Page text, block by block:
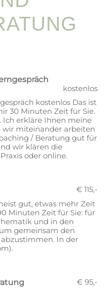
kostenlos
kostenlos Das ist
30 Minuten Zeit für Sie.
Ich erkläre Ihnen meine
wir miteinander arbeiten
/ Beratung gut für
wir klären die
oder online.
€ 115,-
gut, etwas mehr Zeit
Minuten Zeit für Sie: für
und in den
um gemeinsam den
In der
€ 95,-